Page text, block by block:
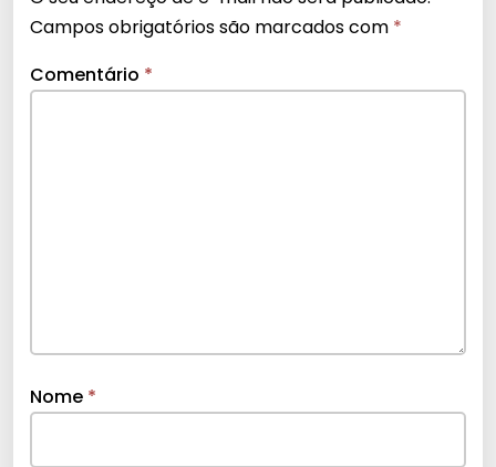
Campos obrigatórios são marcados com *
Comentário *
Nome *